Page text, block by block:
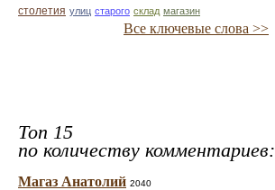
столетия улиц старого склад магазин
Все ключевые слова >>
Топ 15
по количеству комментариев:
Магаз Анатолий 2040